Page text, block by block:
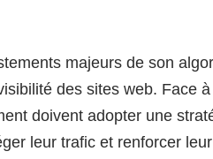
majeurs de son
des sites web. Face
doivent adopter une
leur trafic et renforcer